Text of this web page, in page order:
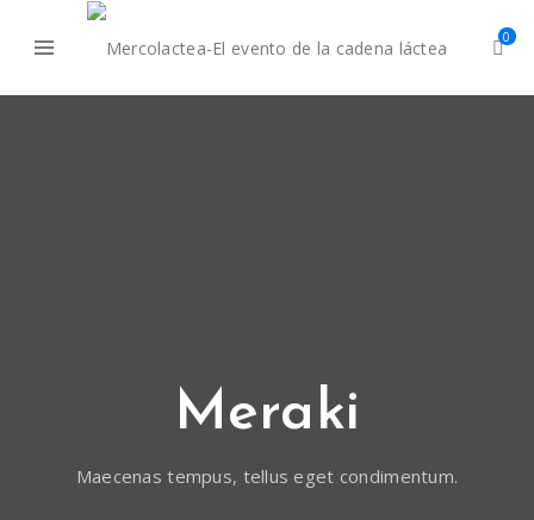
0
Meraki
Maecenas tempus, tellus eget condimentum.